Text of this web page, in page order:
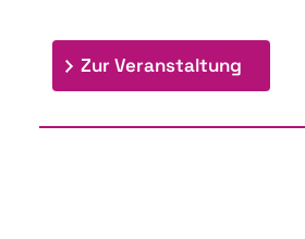
Zur Veranstaltung